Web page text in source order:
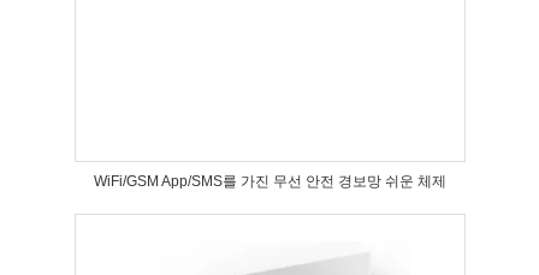
WiFi/GSM App/SMS를 가진 무선 안전 경보망 쉬운 체제